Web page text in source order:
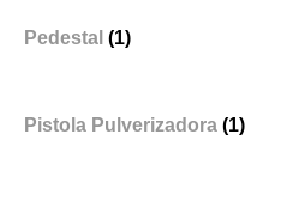
Pedestal (1)
Pistola Pulverizadora (1)